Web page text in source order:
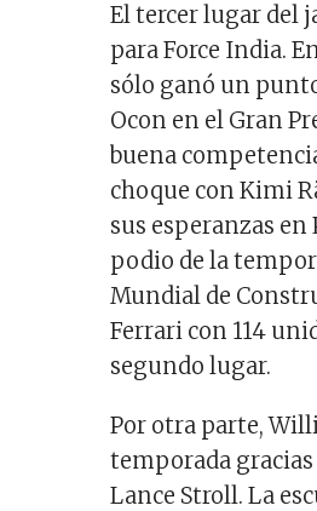
El tercer lugar del
para Force India.
sólo ganó un
Ocon en el Gran
buena
choque con Kimi
sus esperanzas
podio de la
Mundial de
Ferrari con 114
segundo lugar.
Por otra parte,
temporada
Lance Stroll. La